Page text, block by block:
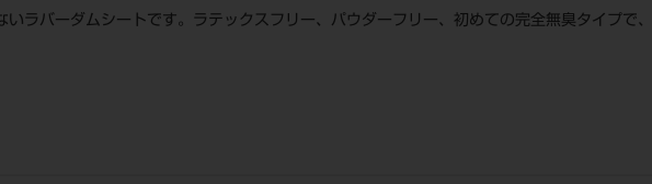
ラバーダムシートです。ラテックスフリー、パウダーフリー、初めての完全無臭タイプで